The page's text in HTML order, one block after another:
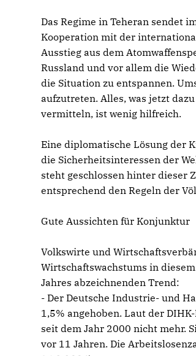
Das Regime in Teheran sendet
Kooperation mit der
Ausstieg aus dem
Russland und vor allem die
die Situation zu entspannen.
aufzutreten. Alles, was jetzt
vermitteln, ist wenig hilfreich.
Eine diplomatische Lösung der
die Sicherheitsinteressen der
steht geschlossen hinter dieser
entsprechend den Regeln der
Gute Aussichten für Konjunktur
Volkswirte und
Wirtschaftswachstums in
Jahres abzeichnenden Trend:
- Der Deutsche Industrie- und
1,5% angehoben. Laut der
seit dem Jahr 2000 nicht mehr.
vor 11 Jahren. Die